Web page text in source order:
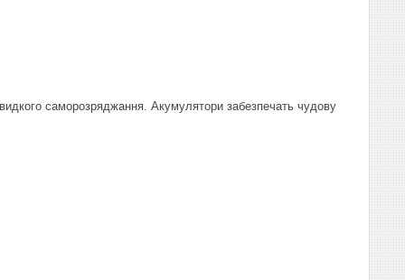
саморозряджання. Акумулятори забезпечать чудову